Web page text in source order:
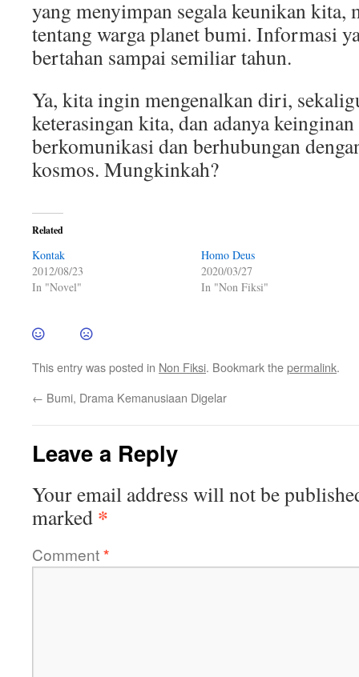
yang menyimpan segala keunikan kita,
tentang warga planet bumi. Informasi
bertahan sampai semiliar tahun.
Ya, kita ingin mengenalkan diri,
keterasingan kita, dan adanya
berkomunikasi dan berhubungan
kosmos. Mungkinkah?
Related
Kontak
2012/08/23
In "Novel"
Homo Deus
2020/03/27
In "Non Fiksi"
This entry was posted in Non Fiksi. Bookmark thepermalink.
← Bumi, Drama Kemanusiaan Digelar
Leave a Reply
Your email address will not be
marked *
Comment*